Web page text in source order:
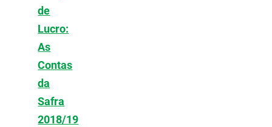
de
Lucro:
As
Contas
da
Safra
2018/19